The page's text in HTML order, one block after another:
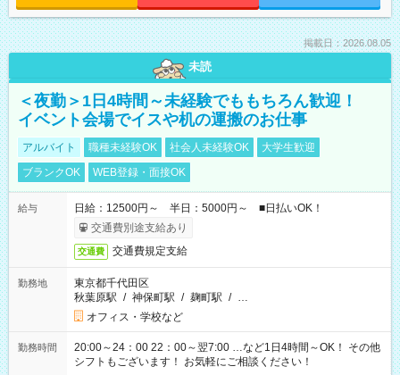
掲載日：2026.08.05
未読
＜夜勤＞1日4時間～未経験でももちろん歓迎！
イベント会場でイスや机の運搬のお仕事
アルバイト 職種未経験OK 社会人未経験OK
大学生歓迎
ブランクOK
WEB登録・面接OK
給与
日給：12500円～ 半日：5000円～ ■日払いOK！
交通費別途支給あり
交通費 交通費規定支給
勤務地
東京都千代田区
秋葉原駅 / 神保町駅 / 麹町駅 / …
オフィス・学校など
勤務時間
20:00～24：00 22：00～翌7:00 …など1日4時間～OK！ その他
シフトもございます！ お気軽にご相談ください！